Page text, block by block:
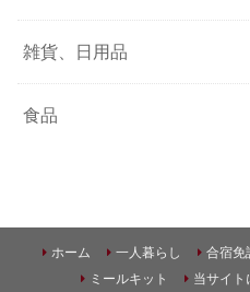
雑貨、日用品
食品
ホーム 一人暮らし 合宿免
ミールキット
当サイト